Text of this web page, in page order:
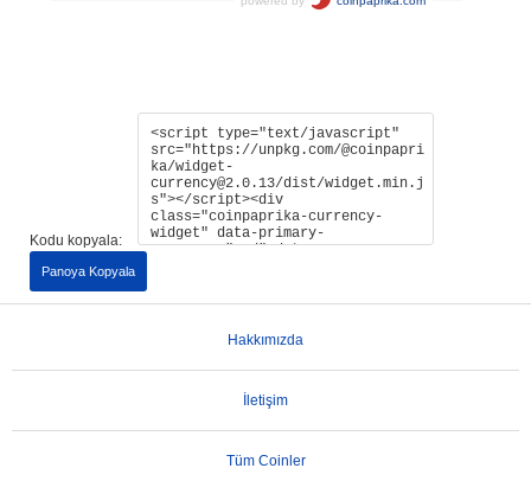
Kodu kopyala:
Panoya Kopyala
Hakkımızda
İletişim
Tüm Coinler